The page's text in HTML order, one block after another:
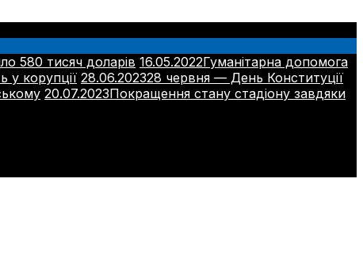
580 тисяч доларів 16.05.2022Гуманітарна допомога
у корупції 28.06.202328 червня — День Конституції
20.07.2023Покращення стану стадіону завдяки